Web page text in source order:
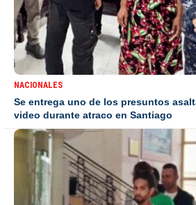
NACIONALES
Se entrega uno de los presuntos
video durante atraco en Santiago